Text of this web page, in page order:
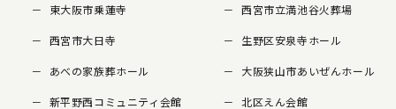
東大阪市乗蓮寺 西宮市立満池谷火葬場
西宮市大日寺 生野区安泉寺ホール
あべの家族葬ホール 大阪狭山市あいぜんホール
新平野西コミュニティ会館 北区えん会館